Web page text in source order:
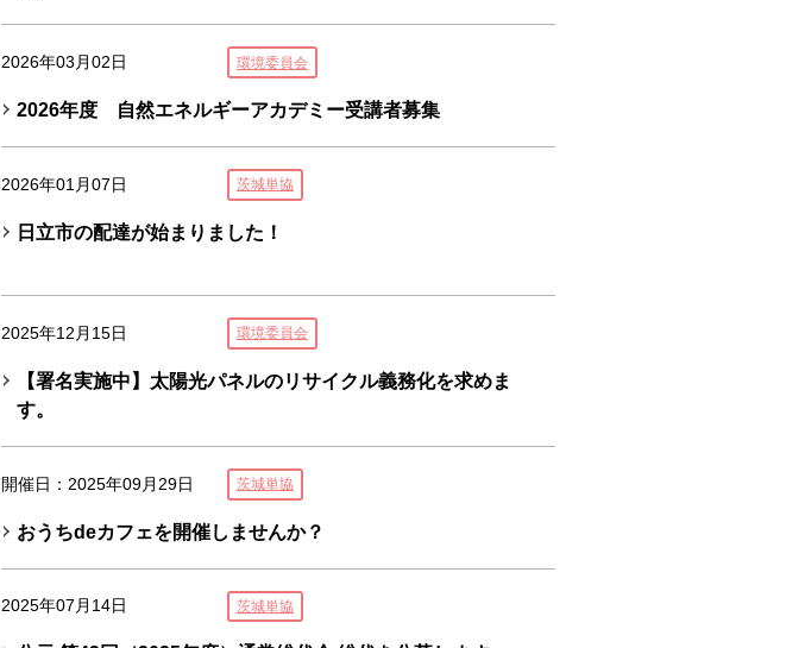
2026年03月02日 環境委員会
2026年度 自然エネルギーアカデミー受講者募集
2026年01月07日 茨城単協
日立市の配達が始まりました！
2025年12月15日 環境委員会
【署名実施中】太陽光パネルのリサイクル義務化を求めま
す。
開催日：2025年09月29日 茨城単協
おうちdeカフェを開催しませんか？
2025年07月14日 茨城単協